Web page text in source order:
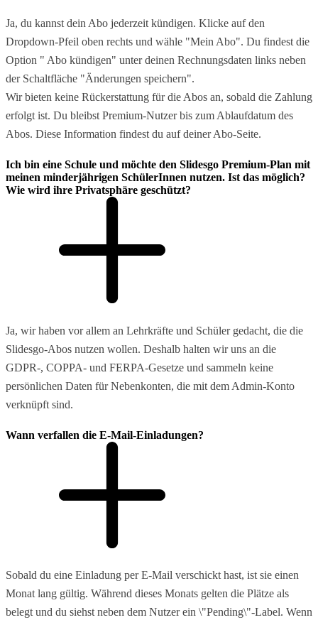
Ja, du kannst dein Abo jederzeit kündigen. Klicke auf den
Dropdown-Pfeil oben rechts und wähle "Mein Abo". Du findest die
Option " Abo kündigen" unter deinen Rechnungsdaten links neben
der Schaltfläche "Änderungen speichern".
Wir bieten keine Rückerstattung für die Abos an, sobald die Zahlung
erfolgt ist. Du bleibst Premium-Nutzer bis zum Ablaufdatum des
Abos. Diese Information findest du auf deiner Abo-Seite.
Ich bin eine Schule und möchte den Slidesgo Premium-Plan mit
meinen minderjährigen SchülerInnen nutzen. Ist das möglich?
Wie wird ihre Privatsphäre geschützt?
Ja, wir haben vor allem an Lehrkräfte und Schüler gedacht, die die
Slidesgo-Abos nutzen wollen. Deshalb halten wir uns an die
GDPR-, COPPA- und FERPA-Gesetze und sammeln keine
persönlichen Daten für Nebenkonten, die mit dem Admin-Konto
verknüpft sind.
Wann verfallen die E-Mail-Einladungen?
Sobald du eine Einladung per E-Mail verschickt hast, ist sie einen
Monat lang gültig. Während dieses Monats gelten die Plätze als
belegt und du siehst neben dem Nutzer ein \"Pending\"-Label. Wenn